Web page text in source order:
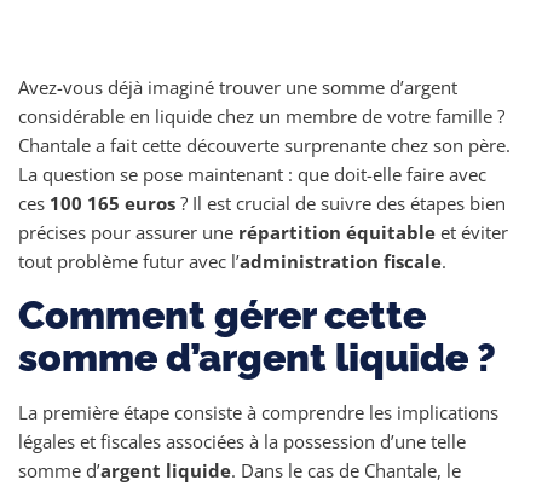
Avez-vous déjà imaginé trouver une somme d’argent
considérable en liquide chez un membre de votre famille ?
Chantale a fait cette découverte surprenante chez son père.
La question se pose maintenant : que doit-elle faire avec
ces 100 165 euros ? Il est crucial de suivre des étapes bien
précises pour assurer une répartition équitable et éviter
tout problème futur avec l’administration fiscale.
Comment gérer cette
somme d’argent liquide ?
La première étape consiste à comprendre les implications
légales et fiscales associées à la possession d’une telle
somme d’argent liquide. Dans le cas de Chantale, le